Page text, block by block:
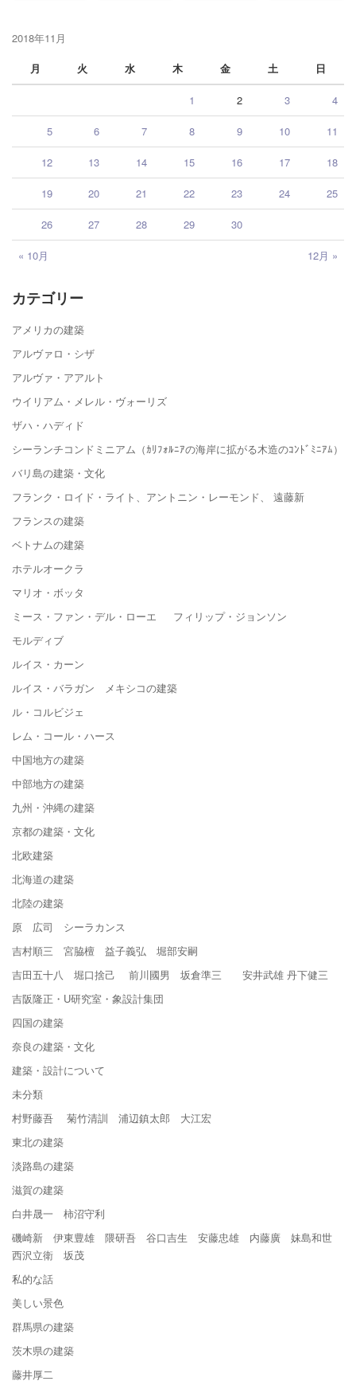
2018年11月
月
火 水 木 金 土 日
« 10月 12月 »
1 2 3 4
5 6 7 8 9 10 11
12 13 14 15 16 17 18
19 20 21 22 23 24 25
26 27 28 29 30
カテゴリー
アメリカの建築
アルヴァロ・シザ
アルヴァ・アアルト
ウイリアム・メレル・ヴォーリズ
ザハ・ハディド
シーランチコンドミニアム（ｶﾘﾌｫﾙﾆｱの海岸に拡がる木造のｺﾝﾄﾞﾐﾆｱﾑ）
バリ島の建築・文化
フランク・ロイド・ライト、アントニン・レーモンド、 遠藤新
フランスの建築
ベトナムの建築
ホテルオークラ
マリオ・ボッタ
ミース・ファン・デル・ローエ フィリップ・ジョンソン
モルディブ
ルイス・カーン
ルイス・バラガン メキシコの建築
ル・コルビジェ
レム・コール・ハース
中国地方の建築
中部地方の建築
九州・沖縄の建築
京都の建築・文化
北欧建築
北海道の建築
北陸の建築
原 広司 シーラカンス
吉村順三 宮脇檀 益子義弘 堀部安嗣
吉田五十八 堀口捨己 前川國男 坂倉準三 安井武雄 丹下健三
吉阪隆正・U研究室・象設計集団
四国の建築
奈良の建築・文化
建築・設計について
未分類
村野藤吾 菊竹清訓 浦辺鎮太郎 大江宏
東北の建築
淡路島の建築
滋賀の建築
白井晟一 柿沼守利
磯崎新 伊東豊雄 隈研吾 谷口吉生 安藤忠雄 内藤廣 妹島和世
西沢立衛 坂茂
私的な話
美しい景色
群馬県の建築
茨木県の建築
藤井厚二